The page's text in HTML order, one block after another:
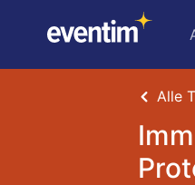
House
of
Protection
Alle